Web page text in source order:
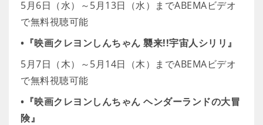
5月6日（水）～5月13日（水）までABEMAビデオ
で無料視聴可能
•『映画クレヨンしんちゃん 襲来!!宇宙人シリリ』
5月7日（木）～5月14日（木）までABEMAビデオ
で無料視聴可能
•『映画クレヨンしんちゃん ヘンダーランドの大冒
険』